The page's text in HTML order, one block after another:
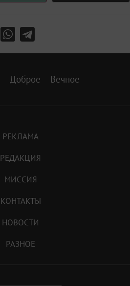
Доброе Вечное
РЕКЛАМА
РЕДАКЦИЯ
МИССИЯ
КОНТАКТЫ
НОВОСТИ
РАЗНОЕ